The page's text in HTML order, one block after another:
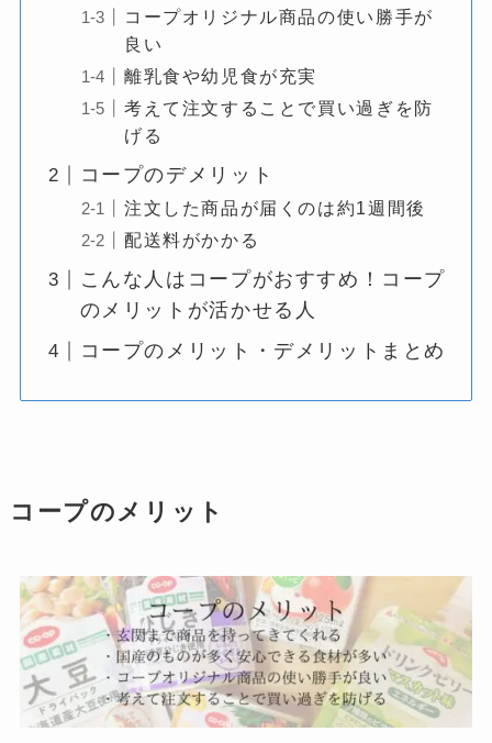
コープオリジナル商品の使い勝手が
良い
離乳食や幼児食が充実
考えて注文することで買い過ぎを防
げる
コープのデメリット
注文した商品が届くのは約1週間後
配送料がかかる
こんな人はコープがおすすめ！コープ
のメリットが活かせる人
コープのメリット・デメリットまとめ
コープのメリット